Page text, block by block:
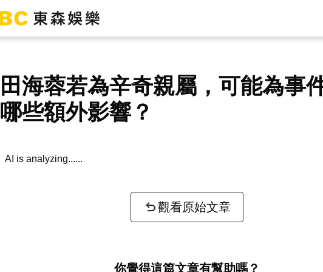
田海蓉若為辛奇親屬，可能為事
哪些額外影響？
AI is analyzing...
觀看原始文章
你覺得這篇文章有幫助嗎？